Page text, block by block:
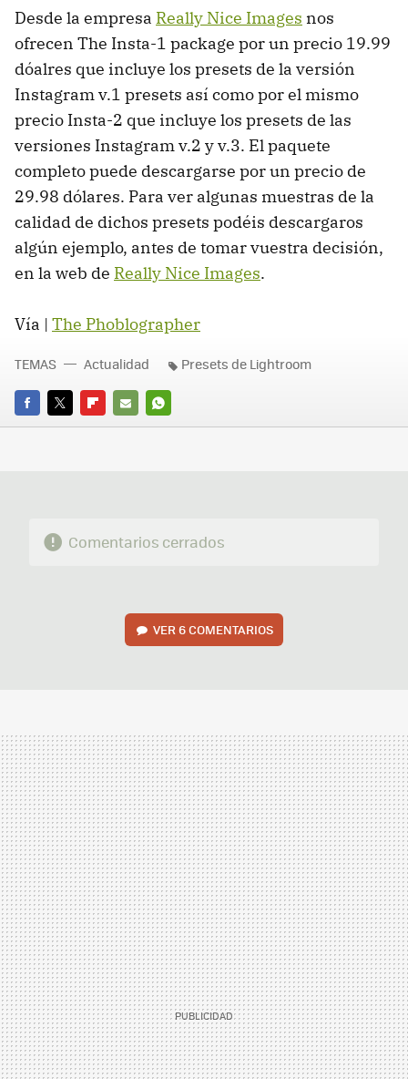
Desde la empresa Really Nice Images nos
ofrecen The Insta-1 package por un precio 19.99
dóalres que incluye los presets de la versión
Instagram v.1 presets así como por el mismo
precio Insta-2 que incluye los presets de las
versiones Instagram v.2 y v.3. El paquete
completo puede descargarse por un precio de
29.98 dólares. Para ver algunas muestras de la
calidad de dichos presets podéis descargaros
algún ejemplo, antes de tomar vuestra decisión,
en la web de Really Nice Images.
Vía | The Phoblographer
FACEBOOK
TWITTERFLIPBOARD
E-
WHATSAPP
TEMAS Actualidad Presets de Lightroom
Comentarios cerrados
VER 6 COMENTARIOS